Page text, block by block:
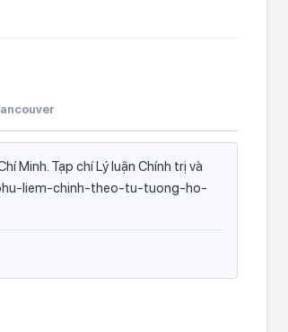
Minh. Tạp chí Lý luận Chính trị và
liem-chinh-theo-tu-tuong-ho-